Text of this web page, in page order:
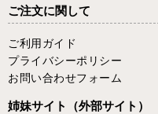
ご注文に関して
ご利用ガイド
プライバシーポリシー
お問い合わせフォーム
姉妹サイト （外部サイト）